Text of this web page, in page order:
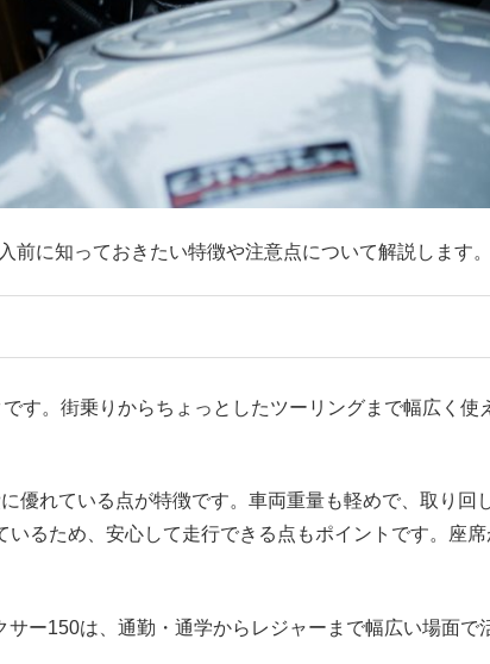
に知っておきたい特徴や注意点について解説します。
す。街乗りからちょっとしたツーリングまで幅広く
れている点が特徴です。車両重量も軽めで、取り回
るため、安心して走行できる点もポイントです。座
ー150は、通勤・通学からレジャーまで幅広い場面